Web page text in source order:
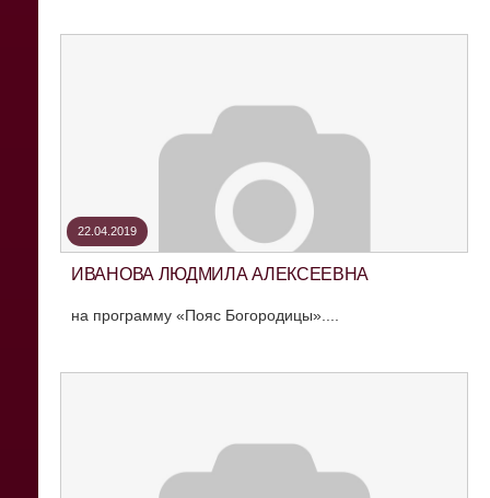
22.04.2019
ИВАНОВА ЛЮДМИЛА АЛЕКСЕЕВНА
на программу «Пояс Богородицы»....